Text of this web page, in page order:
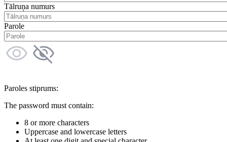
Tālruņa numurs
Parole
Paroles stiprums:
The password must contain:
8 or more characters
Uppercase and lowercase letters